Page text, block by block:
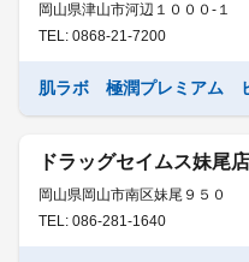
岡山県津山市河辺１０００-１
TEL: 0868-21-7200
肌ラボ 極潤プレミアム
ドラッグセイムス妹尾店
岡山県岡山市南区妹尾９５０
TEL: 086-281-1640